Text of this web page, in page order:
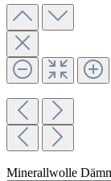
Minerallwolle